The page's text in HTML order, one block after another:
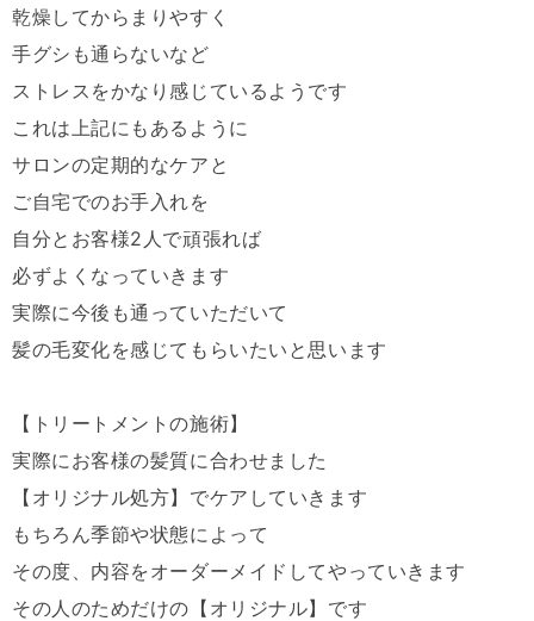
乾燥してからまりやすく
手グシも通らないなど
ストレスをかなり感じているようです
これは上記にもあるように
サロンの定期的なケアと
ご自宅でのお手入れを
自分とお客様2 人で頑張れば
必ずよくなっていきます
実際に今後も通っていただいて
髪の毛変化を感じてもらいたいと思います
【トリートメントの施術】
実際にお客様の髪質に合わせました
【オリジナル処方】でケアしていきます
もちろん季節や状態によって
その度、内容をオーダーメイドしてやっていきます
その人のためだけの【オリジナル】です